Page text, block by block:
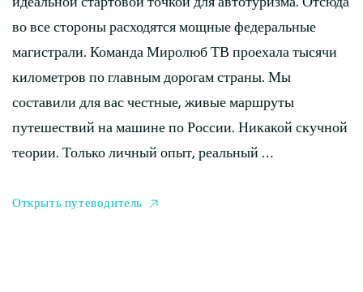
во все стороны расходятся мощные федеральные
магистрали. Команда Миролюб ТВ проехала тысячи
километров по главным дорогам страны. Мы
составили для вас честные, живые маршруты
путешествий на машине по России. Никакой скучной
теории. Только личный опыт, реальный …
Открыть путеводитель